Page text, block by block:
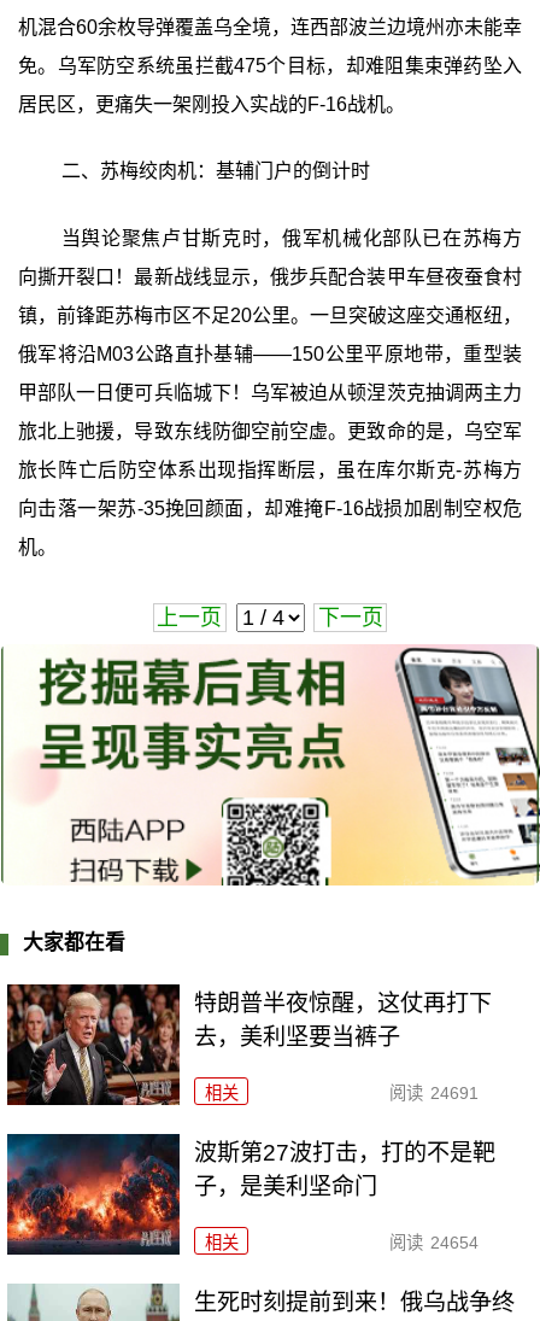
机混合60余枚导弹覆盖乌全境，连西部波兰边境州亦未能幸
免。乌军防空系统虽拦截475个目标，却难阻集束弹药坠入
居民区，更痛失一架刚投入实战的F-16战机。
二、苏梅绞肉机：基辅门户的倒计时
当舆论聚焦卢甘斯克时，俄军机械化部队已在苏梅方
向撕开裂口！最新战线显示，俄步兵配合装甲车昼夜蚕食村
镇，前锋距苏梅市区不足20公里。一旦突破这座交通枢纽，
俄军将沿M03公路直扑基辅——150公里平原地带，重型装
甲部队一日便可兵临城下！乌军被迫从顿涅茨克抽调两主力
旅北上驰援，导致东线防御空前空虚。更致命的是，乌空军
旅长阵亡后防空体系出现指挥断层，虽在库尔斯克-苏梅方
向击落一架苏-35挽回颜面，却难掩F-16战损加剧制空权危
机。
上一页 下一页
大家都在看
特朗普半夜惊醒，这仗再打下
去，美利坚要当裤子
相关 阅读 24691
波斯第27波打击，打的不是靶
子，是美利坚命门
相关 阅读 24654
生死时刻提前到来！俄乌战争终